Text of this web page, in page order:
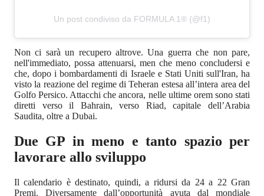
Un post condiviso da FORMULA 1® (@f1)
Non ci sarà un recupero altrove. Una guerra che non pare,
nell'immediato, possa attenuarsi, men che meno concludersi e
che, dopo i bombardamenti di Israele e Stati Uniti sull'Iran, ha
visto la reazione del regime di Teheran estesa all’intera area del
Golfo Persico. Attacchi che ancora, nelle ultime orem sono stati
diretti verso il Bahrain, verso Riad, capitale dell’Arabia
Saudita, oltre a Dubai.
Due GP in meno e tanto spazio per
lavorare allo sviluppo
Il calendario è destinato, quindi, a ridursi da 24 a 22 Gran
Premi. Diversamente dall’opportunità avuta dal mondiale